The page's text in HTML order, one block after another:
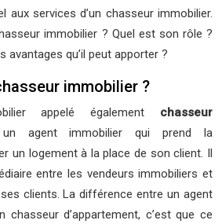
aux services d’un chasseur immobilier.
immobilier ? Quel est son rôle ?
avantages qu’il peut apporter ?
immobilier ?
appelé également chasseur
agent immobilier qui prend la
un logement à la place de son client. Il
entre les vendeurs immobiliers et
clients. La différence entre un agent
chasseur d’appartement, c’est que ce